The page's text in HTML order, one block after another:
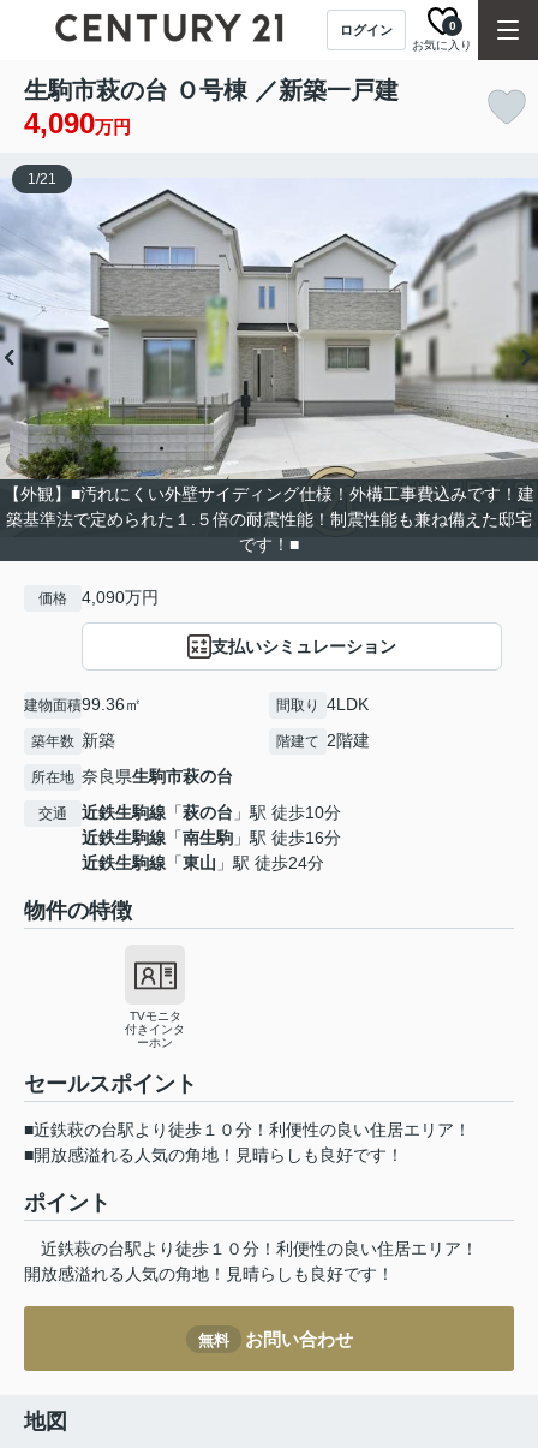
ログイン
お気に入り
0
生駒市萩の台 Ｏ号棟 ／新築一戸建
4,090万円
【外観】■汚れにくい外壁サイディング仕様！外構工事費込みです！建
築基準法で定められた１.５倍の耐震性能！制震性能も兼ね備えた邸宅
です！■
1/21
価格 4,090万円
支払いシミュレーション
建物面積99.36㎡ 間取り 4LDK
築年数 新築 階建て 2階建
所在地 奈良県生駒市萩の台
交通 近鉄生駒線 「萩の台 」駅 徒歩10分
近鉄生駒線 「南生駒 」駅 徒歩16分
近鉄生駒線 「東山 」駅 徒歩24分
物件の特徴
TVモニタ
付きインタ
ーホン
セールスポイント
■近鉄萩の台駅より徒歩１０分！利便性の良い住居エリア！
■開放感溢れる人気の角地！見晴らしも良好です！
ポイント
近鉄萩の台駅より徒歩１０分！利便性の良い住居エリア！
開放感溢れる人気の角地！見晴らしも良好です！
無料 お問い合わせ
地図